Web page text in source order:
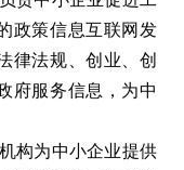
政策信息互联网发
律法规、创业、创
府服务信息，为中
构为中小企业提供